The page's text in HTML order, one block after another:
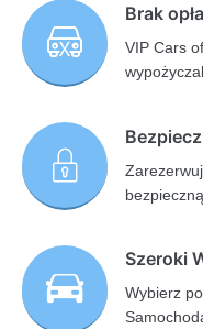
Brak
VIP Cars
Szeroki
Wybierz